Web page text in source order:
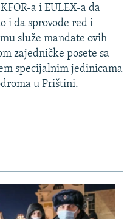
a i EULEX-a da
i da sprovode red i
služe mandate ovih
zajedničke posete sa
specijalnim jedinicama
u Prištini.